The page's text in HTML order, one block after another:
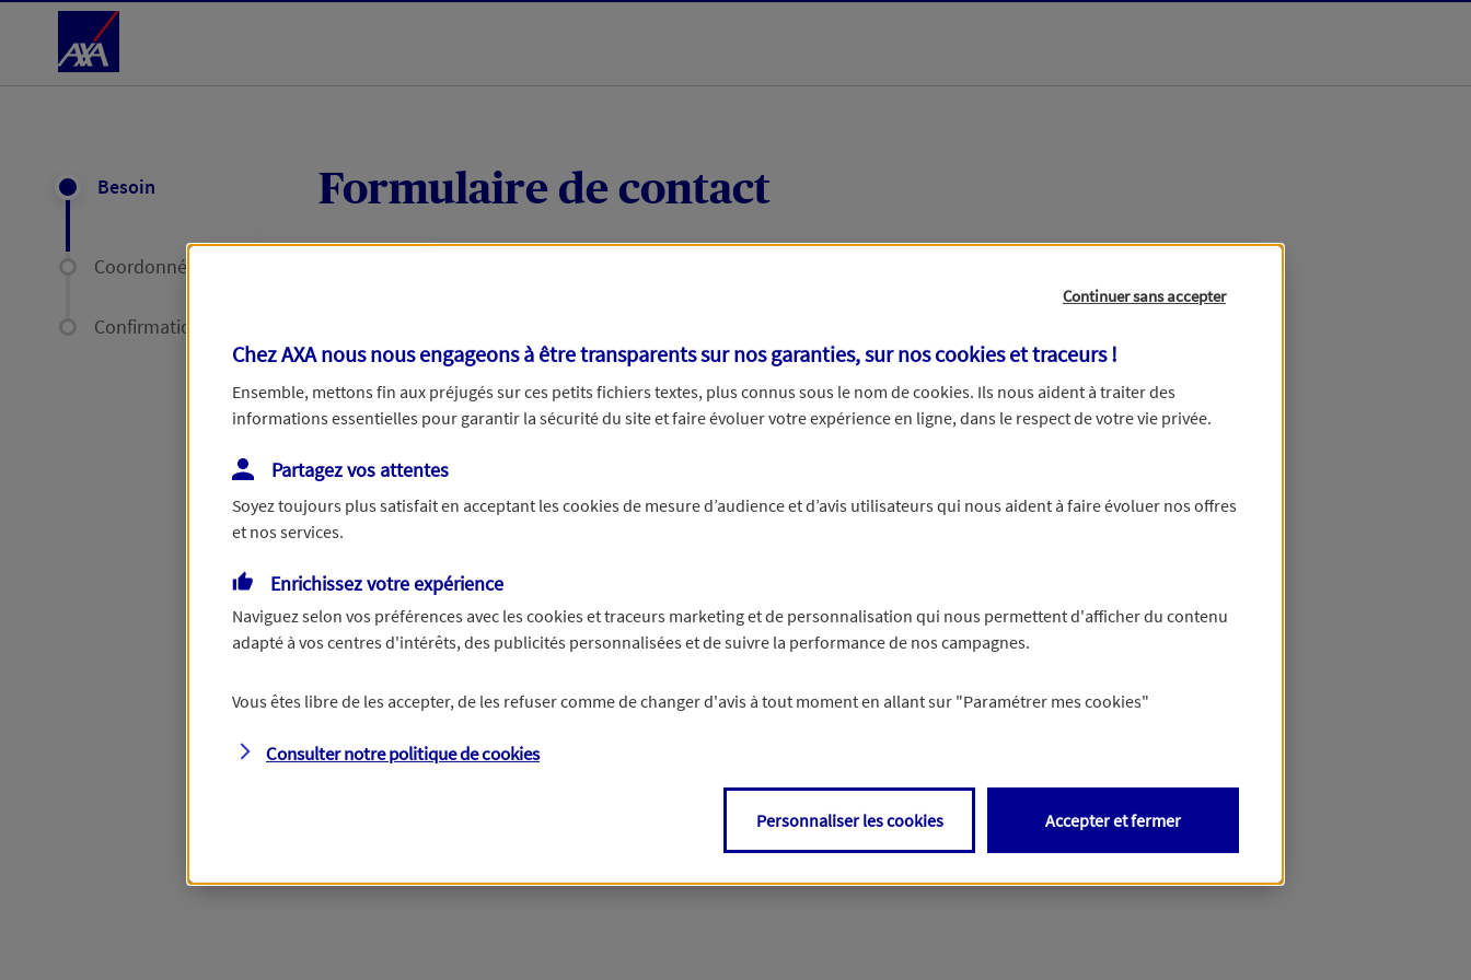
Accéder au Contenu
Besoin
Coordonnées
Confirmation
Formulaire de contact
Votre message :
Vous disposez de droits sur les informations vous concernant. Pour plus d’informations,
Continuer sans accepter
Chez AXA nous nous engageons à être transparents sur nos garanties, sur noscookies et traceurs!
Ensemble, mettons fin aux préjugés sur ces petits fichiers textes, plus connus sous le nom decookies. Ils nous aident à traiter des
informations essentielles pour garantir la sécurité du site et faire évoluer votre expérience en ligne, dans le respect de votre vie privée.
Partagez vos attentes
Soyez toujours plus satisfait en acceptant les cookies de mesure d’audience et d’avis utilisateurs qui nous aident à faire évoluer nos offres
et nos services.
Enrichissez votre expérience
Naviguez selon vos préférences avec les cookies et traceurs marketing et de personnalisation qui nous permettent d'afficher du contenu
adapté à vos centres d'intérêts, des publicités personnalisées et de suivre la performance de nos campagnes.
Vous êtes libre de les accepter, de les refuser comme de changer d'avis à tout moment en allant sur "Paramétrer mes cookies"
Consulter notre politique decookies
Personnaliser les cookies Accepter et fermer